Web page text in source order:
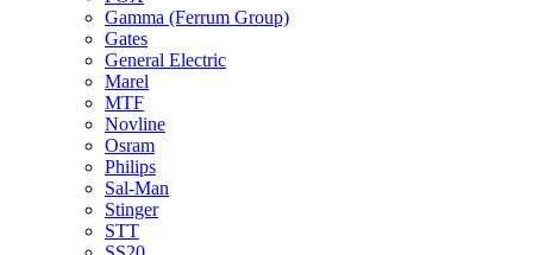
Gamma (Ferrum Group)
Gates
General Electric
Marel
MTF
Novline
Osram
Philips
Sal-Man
Stinger
STT